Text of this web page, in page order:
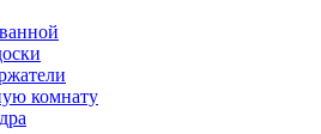
комнату